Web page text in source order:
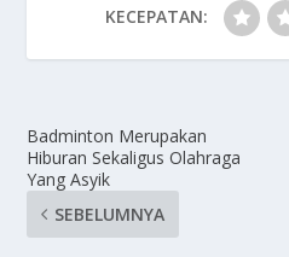
KECEPATAN:
Badminton Merupakan
Hiburan Sekaligus Olahraga
Yang Asyik
SEBELUMNYA